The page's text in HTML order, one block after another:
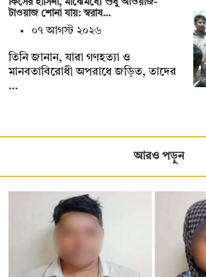
টাওয়াজ শোনা যায়: স্বরাষ…
০৭ আগস্ট ২০২৬
তিনি জানান, যারা গণহত্যা ও
মানবতাবিরোধী অপরাধে জড়িত, তাদের
…
আরও পড়ুন